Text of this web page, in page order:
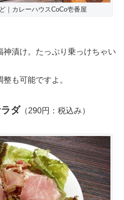
｜カレーハウスCoCo壱番屋
漬け。たっぷり乗っけちゃい
も可能ですよ。
ダ （290円：税込み）